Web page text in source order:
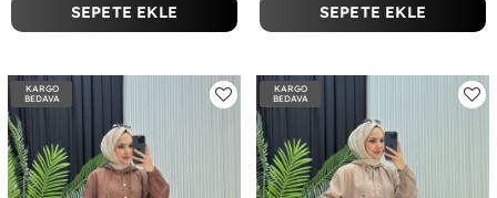
SEPETE EKLE SEPETE EKLE
KARGO
BEDAVA
KARGO
BEDAVA